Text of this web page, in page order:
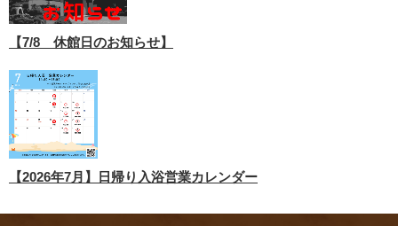
【7/8 休館日のお知らせ】
【2026年7月】日帰り入浴営業カレンダー